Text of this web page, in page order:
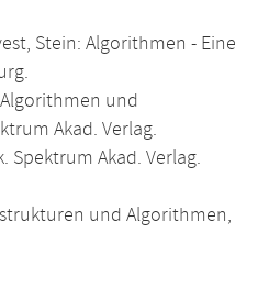
Stein: Algorithmen - Eine
und
Akad. Verlag.
Spektrum Akad. Verlag.
und Algorithmen,